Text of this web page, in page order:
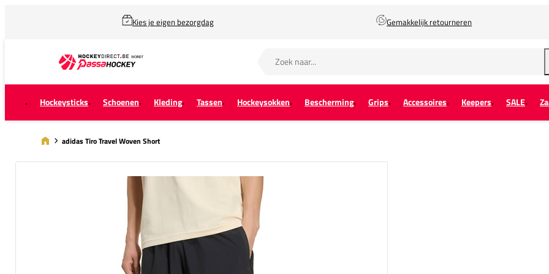
Kies je eigen bezorgdag Gemakkelijk retourneren
Hockeysticks Schoenen Kleding Tassen Hockeysokken Bescherming Grips Accessoires Keepers SALE
adidas Tiro Travel Woven Short